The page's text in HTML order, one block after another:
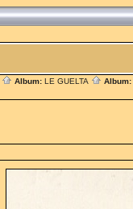
Album: LE GUELTA Album: